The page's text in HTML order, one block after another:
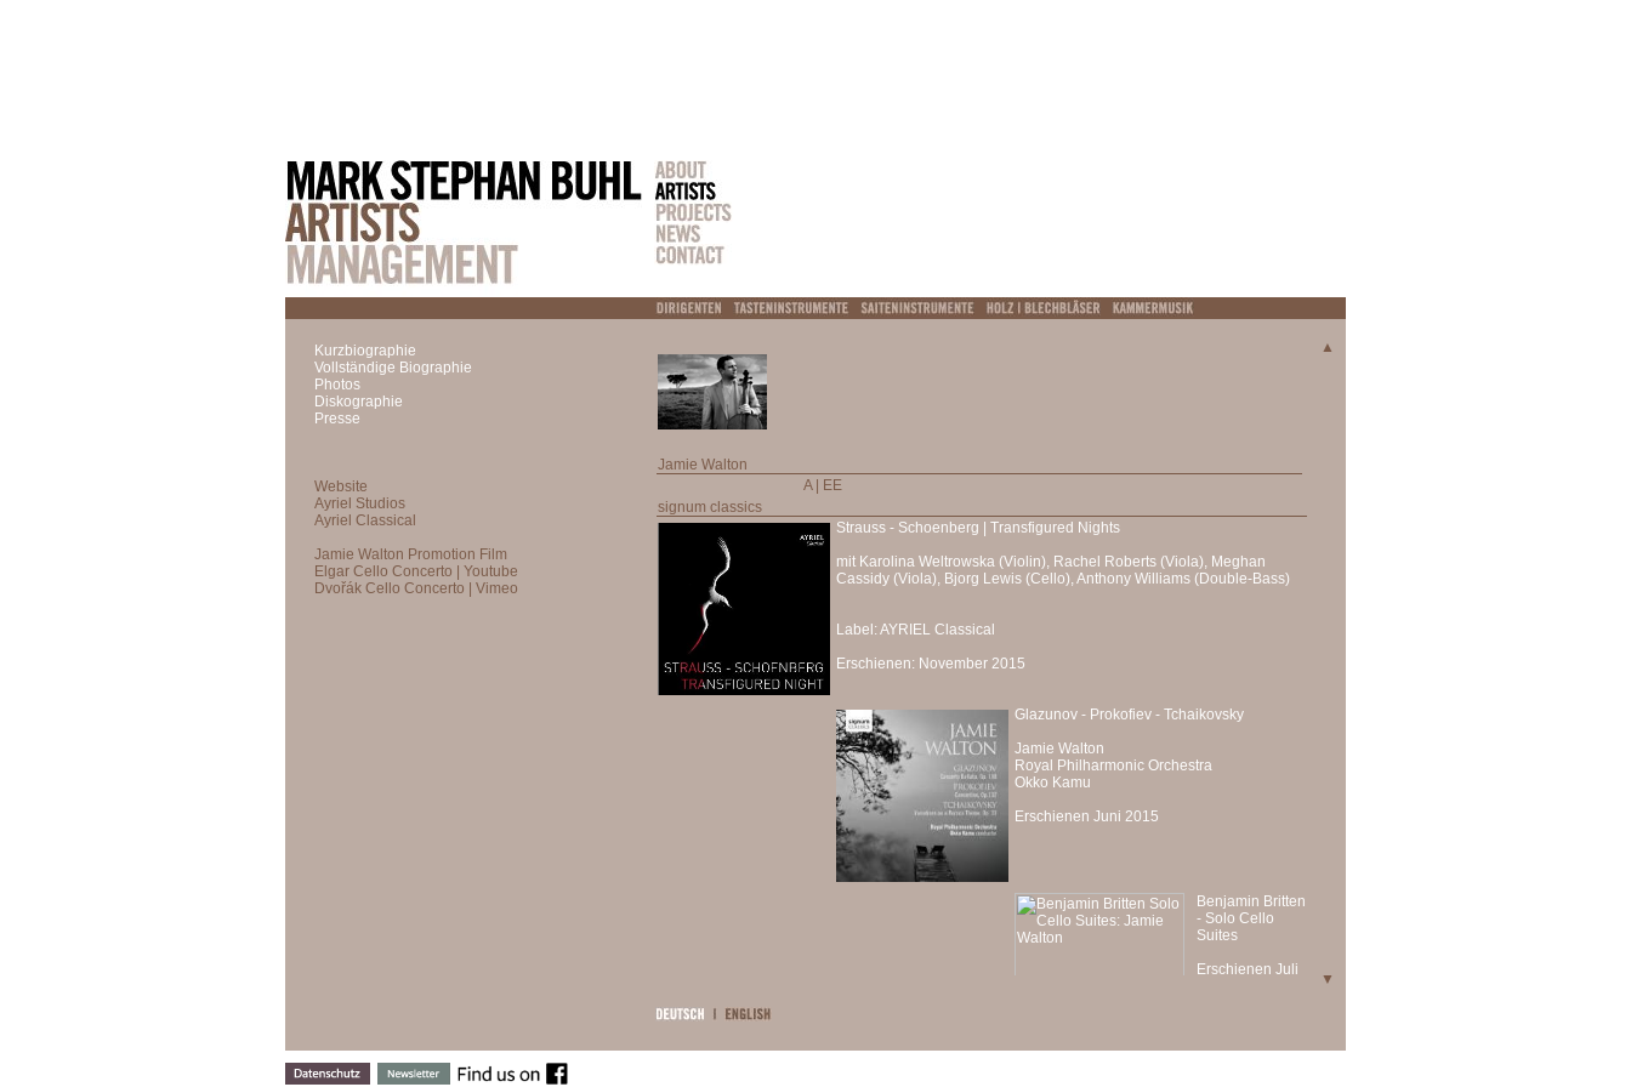
Kurzbiographie
Vollständige Biographie
Photos
Diskographie
Presse
▲
Jamie Walton
A | EE
signum classics
Strauss - Schoenberg | Transfigured Nights
mit Karolina Weltrowska (Violin), Rachel Roberts (Viola), Meghan
Cassidy (Viola), Bjorg Lewis (Cello), Anthony Williams (Double-Bass)
Label: AYRIEL Classical
Erschienen: November 2015
Glazunov - Prokofiev - Tchaikovsky
Jamie Walton
Royal Philharmonic Orchestra
Okko Kamu
Erschienen Juni 2015
Benjamin Britten
- Solo Cello
Suites
Erschienen Juli
▼